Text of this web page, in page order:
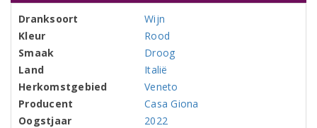
Dranksoort
Wijn
Kleur
Rood
Smaak
Droog
Land
Italië
Herkomstgebied
Veneto
Producent
Casa Giona
Oogstjaar
2022